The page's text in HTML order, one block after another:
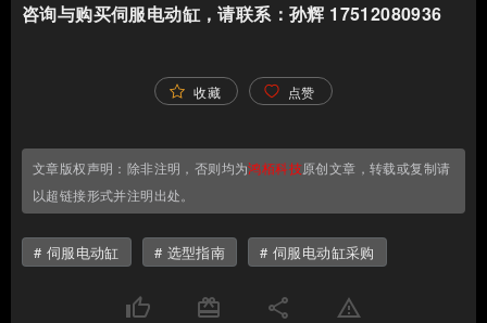
咨询与购买伺服电动缸，请联系：孙辉 17512080936
收藏 点赞
文章版权声明：除非注明，否则均为鸿栢科技原创文章，转载或复制请
以超链接形式并注明出处。
伺服电动缸 选型指南 伺服电动缸采购
thumb_up card_giftcard share report_problem